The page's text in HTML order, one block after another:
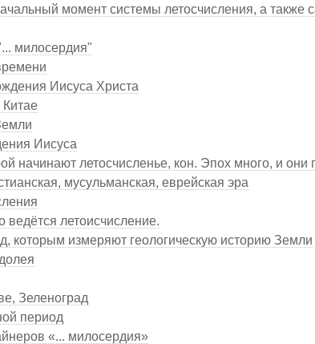
момент системы летосчисления, а также
милосердия"
Иисуса Христа
Китае
Иисуса
начинают летосчисленье, кон. Эпох много, и они
мусульманская, еврейская эра
ведётся летоисчисление.
которым измеряют геологическую историю Земли
Зеленоград
период
«... милосердия»